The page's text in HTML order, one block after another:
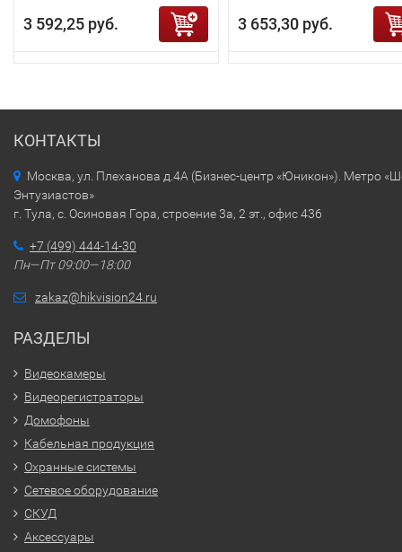
3 592,25 руб. 3 653,30 руб.
КОНТАКТЫ
Москва, ул. Плеханова д.4А (Бизнес-центр «Юникон»). Метро
Энтузиастов»
г. Тула, с. Осиновая Гора, строение 3а, 2 эт., офис 436
+7 (499) 444-14-30
Пн—Пт 09:00—18:00
zakaz@hikvision24.ru
РАЗДЕЛЫ
Видеокамеры
Видеорегистраторы
Домофоны
Кабельная продукция
Охранные системы
Сетевое оборудование
СКУД
Аксессуары